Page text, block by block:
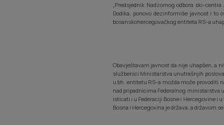
„Predsjednik Nadzornog odbora ski-
Dodika, ponovo dezinformiše javnost i to
bosanskohercegovačkog entiteta RS-a
Obavještavam javnost da nije uhapšen, a
službenici Ministarstva unutrašnjih
u bh. entitetu RS-a možda može provoditi
nad pripadnicima Federalnog ministarstva
isticati i u Federaciji Bosne i Hercegovine i
Bosna i Hercegovina je država, a državom